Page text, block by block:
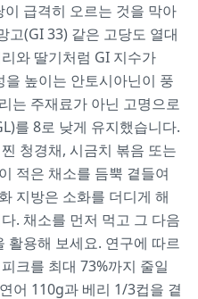
급격히 오르는 것을 막아
고(GI 33) 같은 고당도 열대
와 딸기처럼 GI 지수가
높이는 안토시아닌이 풍
는 주재료가 아닌 고명으로
를 8로 낮게 유지했습니다.
청경채, 시금치 볶음 또는
적은 채소를 듬뿍 곁들여
지방은 소화를 더디게 해
. 채소를 먼저 먹고 그 다음
활용해 보세요. 연구에 따르
크를 최대 73%까지 줄일
어 110g과 베리 1/3컵을 곁